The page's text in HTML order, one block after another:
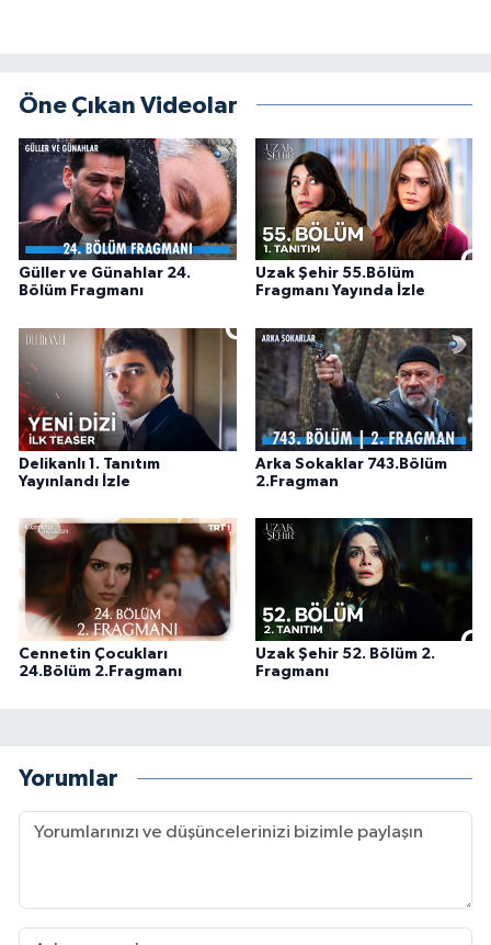
Öne Çıkan Videolar
Güller ve Günahlar 24.
Bölüm Fragmanı
Uzak Şehir 55.Bölüm
Fragmanı Yayında İzle
Delikanlı 1. Tanıtım
Yayınlandı İzle
Arka Sokaklar 743.Bölüm
2.Fragman
Cennetin Çocukları
24.Bölüm 2.Fragmanı
Uzak Şehir 52. Bölüm 2.
Fragmanı
Yorumlar